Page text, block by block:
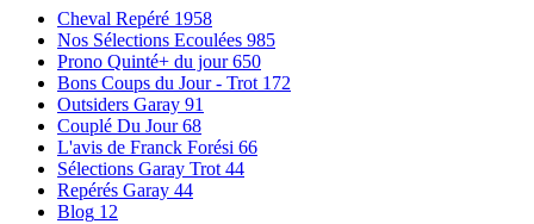
Cheval Repéré 1958
Nos Sélections Ecoulées 985
Prono Quinté+ du jour 650
Bons Coups du Jour - Trot 172
Outsiders Garay 91
Couplé Du Jour 68
L'avis de Franck Forési 66
Sélections Garay Trot 44
Repérés Garay 44
Blog 12